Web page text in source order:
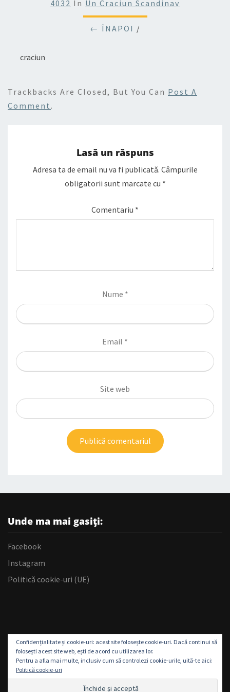
4032 In Un Craciun Scandinav
← ÎNAPOI /
craciun
Trackbacks Are Closed, But You Can Post A
Comment .
Lasă un răspuns
Adresa ta de email nu va fi publicată. Câmpurile
obligatorii sunt marcate cu *
Comentariu *
Nume *
Email *
Site web
Unde ma mai gasiți:
Facebook
Instagram
Politică cookie-uri (UE)
Confidențialitate și cookie-uri: acest site folosește cookie-uri. Dacă continui să
folosești acest site web, ești de acord cu utilizarea lor.
Pentru a afla mai multe, inclusiv cum să controlezi cookie-urile, uită-te aici:
Politică cookie-uri